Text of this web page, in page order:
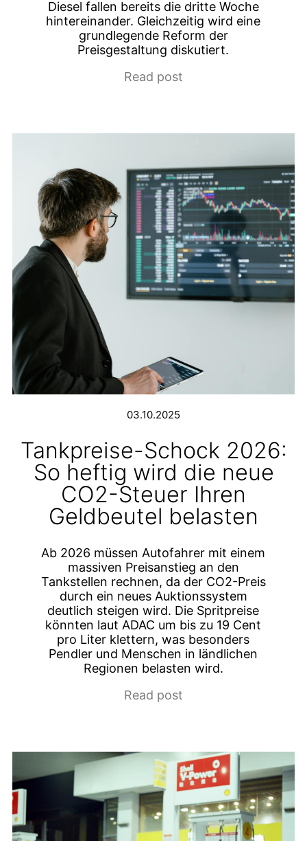
Diesel fallen bereits die dritte Woche
hintereinander. Gleichzeitig wird eine
grundlegende Reform der
Preisgestaltung diskutiert.
Read post
03.10.2025
Tankpreise-Schock 2026:
So heftig wird die neue
CO2-Steuer Ihren
Geldbeutel belasten
Ab 2026 müssen Autofahrer mit einem
massiven Preisanstieg an den
Tankstellen rechnen, da der CO2-Preis
durch ein neues Auktionssystem
deutlich steigen wird. Die Spritpreise
könnten laut ADAC um bis zu 19 Cent
pro Liter klettern, was besonders
Pendler und Menschen in ländlichen
Regionen belasten wird.
Read post